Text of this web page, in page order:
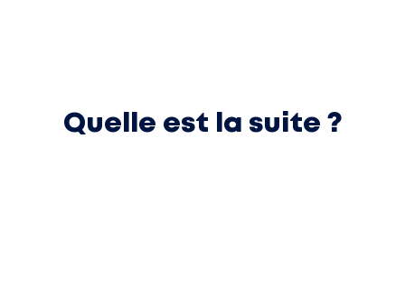
Quelle est la suite ?